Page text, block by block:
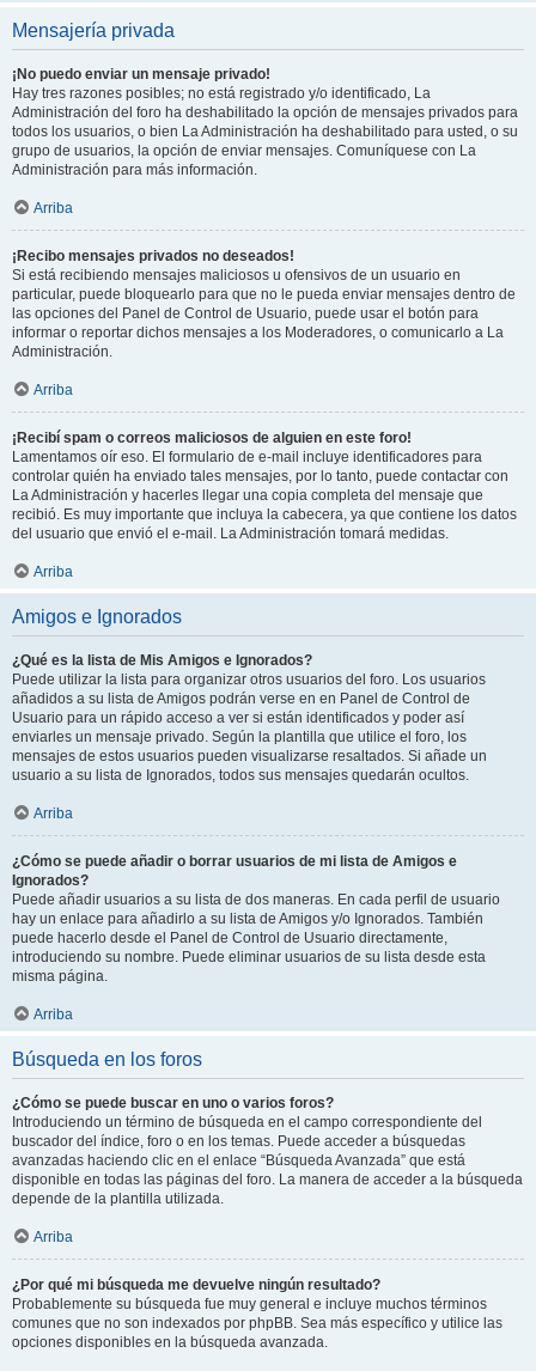
Mensajería privada
¡No puedo enviar un mensaje privado!
Hay tres razones posibles; no está registrado y/o identificado, La
Administración del foro ha deshabilitado la opción de mensajes privados para
todos los usuarios, o bien La Administración ha deshabilitado para usted, o su
grupo de usuarios, la opción de enviar mensajes. Comuníquese con La
Administración para más información.
Arriba
¡Recibo mensajes privados no deseados!
Si está recibiendo mensajes maliciosos u ofensivos de un usuario en
particular, puede bloquearlo para que no le pueda enviar mensajes dentro de
las opciones del Panel de Control de Usuario, puede usar el botón para
informar o reportar dichos mensajes a los Moderadores, o comunicarlo a La
Administración.
Arriba
¡Recibí spam o correos maliciosos de alguien en este foro!
Lamentamos oír eso. El formulario de e-mail incluye identificadores para
controlar quién ha enviado tales mensajes, por lo tanto, puede contactar con
La Administración y hacerles llegar una copia completa del mensaje que
recibió. Es muy importante que incluya la cabecera, ya que contiene los datos
del usuario que envió el e-mail. La Administración tomará medidas.
Arriba
Amigos e Ignorados
¿Qué es la lista de Mis Amigos e Ignorados?
Puede utilizar la lista para organizar otros usuarios del foro. Los usuarios
añadidos a su lista de Amigos podrán verse en en Panel de Control de
Usuario para un rápido acceso a ver si están identificados y poder así
enviarles un mensaje privado. Según la plantilla que utilice el foro, los
mensajes de estos usuarios pueden visualizarse resaltados. Si añade un
usuario a su lista de Ignorados, todos sus mensajes quedarán ocultos.
Arriba
¿Cómo se puede añadir o borrar usuarios de mi lista de Amigos e
Ignorados?
Puede añadir usuarios a su lista de dos maneras. En cada perfil de usuario
hay un enlace para añadirlo a su lista de Amigos y/o Ignorados. También
puede hacerlo desde el Panel de Control de Usuario directamente,
introduciendo su nombre. Puede eliminar usuarios de su lista desde esta
misma página.
Arriba
Búsqueda en los foros
¿Cómo se puede buscar en uno o varios foros?
Introduciendo un término de búsqueda en el campo correspondiente del
buscador del índice, foro o en los temas. Puede acceder a búsquedas
avanzadas haciendo clic en el enlace “Búsqueda Avanzada” que está
disponible en todas las páginas del foro. La manera de acceder a la búsqueda
depende de la plantilla utilizada.
Arriba
¿Por qué mi búsqueda me devuelve ningún resultado?
Probablemente su búsqueda fue muy general e incluye muchos términos
comunes que no son indexados por phpBB. Sea más específico y utilice las
opciones disponibles en la búsqueda avanzada.